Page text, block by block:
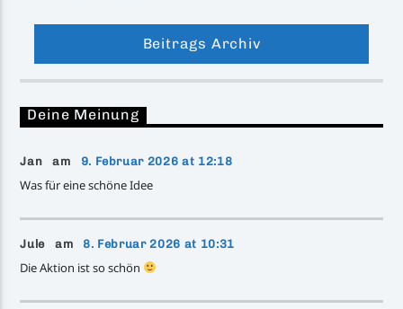
Beitrags Archiv
Deine Meinung
Jan am 9. Februar 2026 at 12:18
Was für eine schöne Idee
Jule am 8. Februar 2026 at 10:31
Die Aktion ist so schön